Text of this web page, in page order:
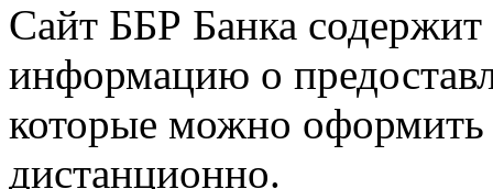
Сайт ББР Банка
информацию о
которые можно оформить
дистанционно.